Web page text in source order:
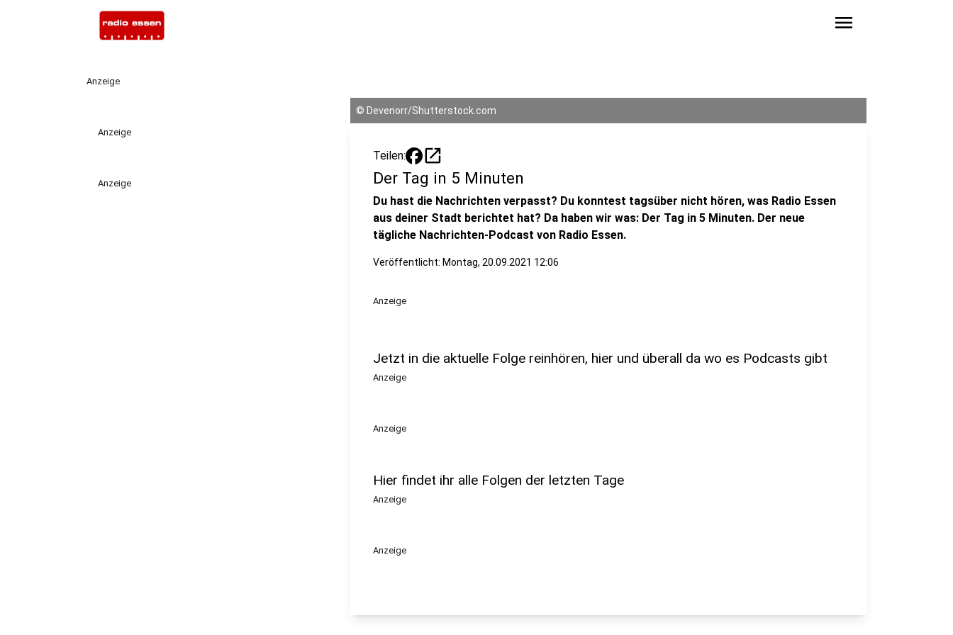
menu
Anzeige
Anzeige
Anzeige
© Devenorr/Shutterstock.com
Teilen: open_in_new
Der Tag in 5 Minuten
Du hast die Nachrichten verpasst? Du konntest tagsüber nicht hören, was Radio Essen
aus deiner Stadt berichtet hat? Da haben wir was: Der Tag in 5 Minuten. Der neue
tägliche Nachrichten-Podcast von Radio Essen.
Veröffentlicht: Montag, 20.09.2021 12:06
Anzeige
Jetzt in die aktuelle Folge reinhören, hier und überall da wo es Podcasts gibt
Anzeige
Anzeige
Hier findet ihr alle Folgen der letzten Tage
Anzeige
Anzeige